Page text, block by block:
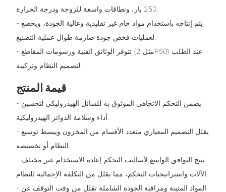
250 بار، ونطاقات واسعة للزوجة ودرجة الحرارة.
- يتم إنتاجه باستخدام مواد خام غير تقليدية وعالية الجودة، ويخضع
لعمليات فحص جودة صارمة طوال عملية التصنيع.
- تتوفر الوثائق الفنية ورسومات المقاطع (مثل 2P50) عند الطلب
لتصميم النظام وتركيبه.
قيمة المنتج
- يضمن التحكم الاتجاهي الموثوق به للسائل الهيدروليكي لتحسين
- يقلل التصميم المعياري متعدد الأقسام من المخزون ويبسط توسيع
- يتيح التوافق الواسع لأساليب التحكم إعادة الاستخدام عبر مختلف
- المواد المتينة ومراقبة الجودة الشاملة تقلل من وقت التوقف عن